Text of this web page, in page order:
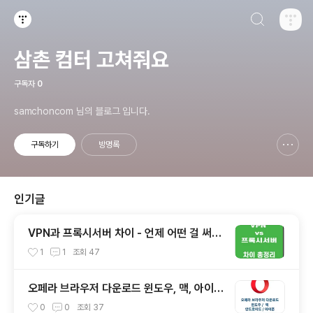
삼촌 컴터 고쳐줘요
구독자 0
samchoncom 님의 블로그 입니다.
구독하기 방명록
인기글
VPN과 프록시서버 차이 - 언제 어떤 걸 써야
할까?
1 1 조회 47
오페라 브라우저 다운로드 윈도우, 맥, 아이폰
무료 VPN기능
0 0 조회 37